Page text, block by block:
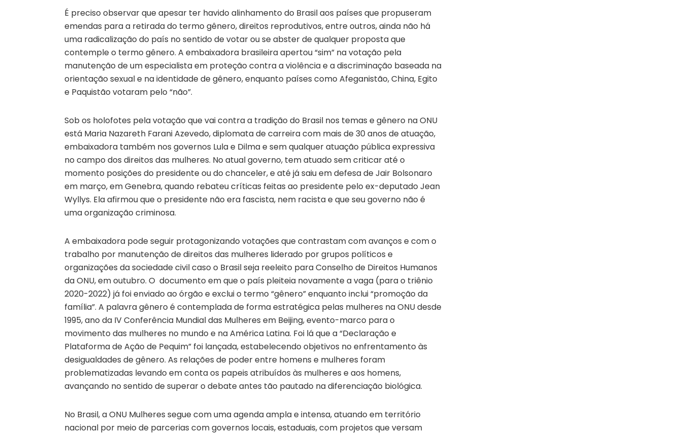
É preciso observar que apesar ter havido alinhamento do Brasil aos países que propuseram
emendas para a retirada do termo gênero, direitos reprodutivos, entre outros, ainda não há
uma radicalização do país no sentido de votar ou se abster de qualquer proposta que
contemple o termo gênero. A embaixadora brasileira apertou “sim” na votação pela
manutenção de um especialista em proteção contra a violência e a discriminação baseada na
orientação sexual e na identidade de gênero, enquanto países como Afeganistão, China, Egito
e Paquistão votaram pelo “não”.
Sob os holofotes pela votação que vai contra a tradição do Brasil nos temas e gênero na ONU
está Maria Nazareth Farani Azevedo, diplomata de carreira com mais de 30 anos de atuação,
embaixadora também nos governos Lula e Dilma e sem qualquer atuação pública expressiva
no campo dos direitos das mulheres. No atual governo, tem atuado sem criticar até o
momento posições do presidente ou do chanceler, e até já saiu em defesa de Jair Bolsonaro
em março, em Genebra, quando rebateu críticas feitas ao presidente pelo ex-deputado Jean
Wyllys. Ela afirmou que o presidente não era fascista, nem racista e que seu governo não é
uma organização criminosa.
A embaixadora pode seguir protagonizando votações que contrastam com avanços e com o
trabalho por manutenção de direitos das mulheres liderado por grupos políticos e
organizações da sociedade civil caso o Brasil seja reeleito para Conselho de Direitos Humanos
da ONU, em outubro. O documento em que o país pleiteia novamente a vaga (para o triênio
2020-2022) já foi enviado ao órgão e exclui o termo “gênero” enquanto inclui “promoção da
família”. A palavra gênero é contemplada de forma estratégica pelas mulheres na ONU desde
1995, ano da IV Conferência Mundial das Mulheres em Beijing, evento-marco para o
movimento das mulheres no mundo e na América Latina. Foi lá que a “Declaração e
Plataforma de Ação de Pequim” foi lançada, estabelecendo objetivos no enfrentamento às
desigualdades de gênero. As relações de poder entre homens e mulheres foram
problematizadas levando em conta os papeis atribuídos às mulheres e aos homens,
avançando no sentido de superar o debate antes tão pautado na diferenciação biológica.
No Brasil, a ONU Mulheres segue com uma agenda ampla e intensa, atuando em território
nacional por meio de parcerias com governos locais, estaduais, com projetos que versam